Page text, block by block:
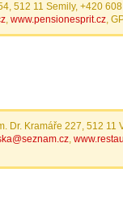
512 11 Semily, +420
, www.pensionesprit.cz,
Dr. Kramáře 227, 512
,